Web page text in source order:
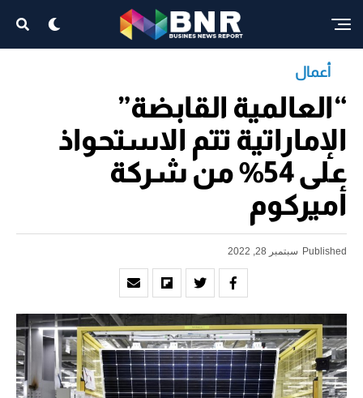
أعمال
“العالمية القابضة”
الإماراتية تتم الاستحواذ
على 54% من شركة
أميركوم
Published سبتمبر 28, 2022